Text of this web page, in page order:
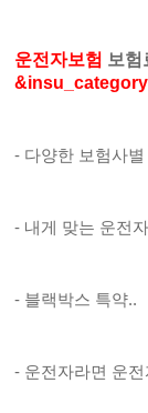
운전자보험 보험
- 다양한 보험사
- 내게 맞는 운전
- 블랙박스 특약..
- 운전자라면 운